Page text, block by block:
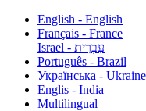
English - English
Français - France
עִבְרִית - Israel
Português - Brazil
Українська - Ukraine
Englis - India
Multilingual